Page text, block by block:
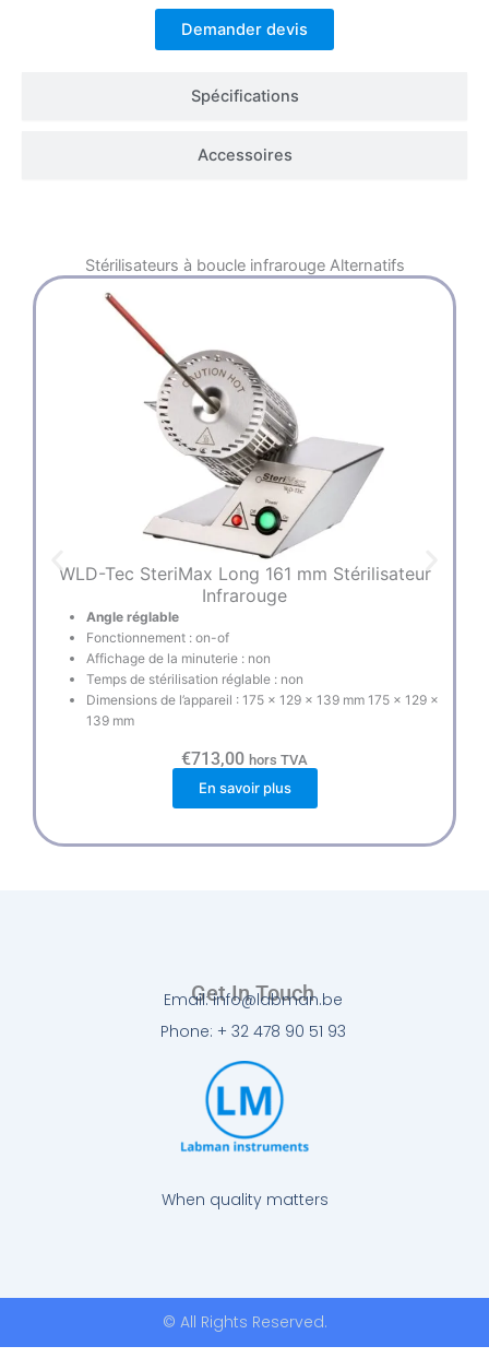
Spécifications
Accessoires
Demander devis
Stérilisateurs à boucle infrarougeAlternatifs
WLD-Tec SteriMax Long 161 mm Stérilisateur
Infrarouge
Angle réglable
Fonctionnement : on-of
Affichage de la minuterie : non
Temps de stérilisation réglable : non
Dimensions de l’appareil : 175 x 129 x 139 mm 175 x 129 x
139 mm
€713,00 hors TVA
En savoir plus
When quality matters
Get In Touch
Email: info@labman.be
Phone: + 32 478 90 51 93
© All Rights Reserved.